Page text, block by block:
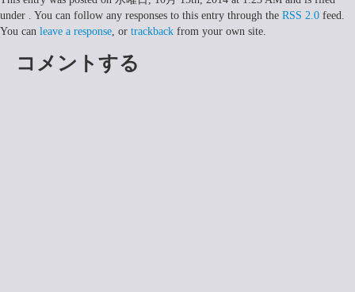
under . You can follow any responses to this entry through the RSS 2.0 feed.
You can leave a response, or trackback from your own site.
コメントする